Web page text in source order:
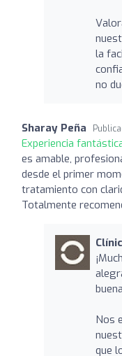
la
no
Sharay Peña
Experiencia
es amable,
desde el primer
tratamiento con
Totalmente
Nos
que